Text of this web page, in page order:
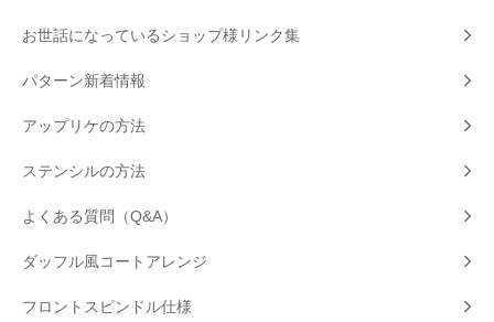
お世話になっているショップ様リンク集
パターン新着情報
アップリケの方法
ステンシルの方法
よくある質問（Q&A）
ダッフル風コートアレンジ
フロントスピンドル仕様